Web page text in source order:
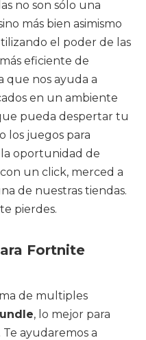
no son sólo una
más bien asimismo
el poder de las
eficiente de
que nos ayuda a
en un ambiente
pueda despertar tu
los juegos para
la oportunidad de
un click, merced a
de nuestras tiendas.
pierdes.
Fortnite
de multiples
, lo mejor para
ayudaremos a